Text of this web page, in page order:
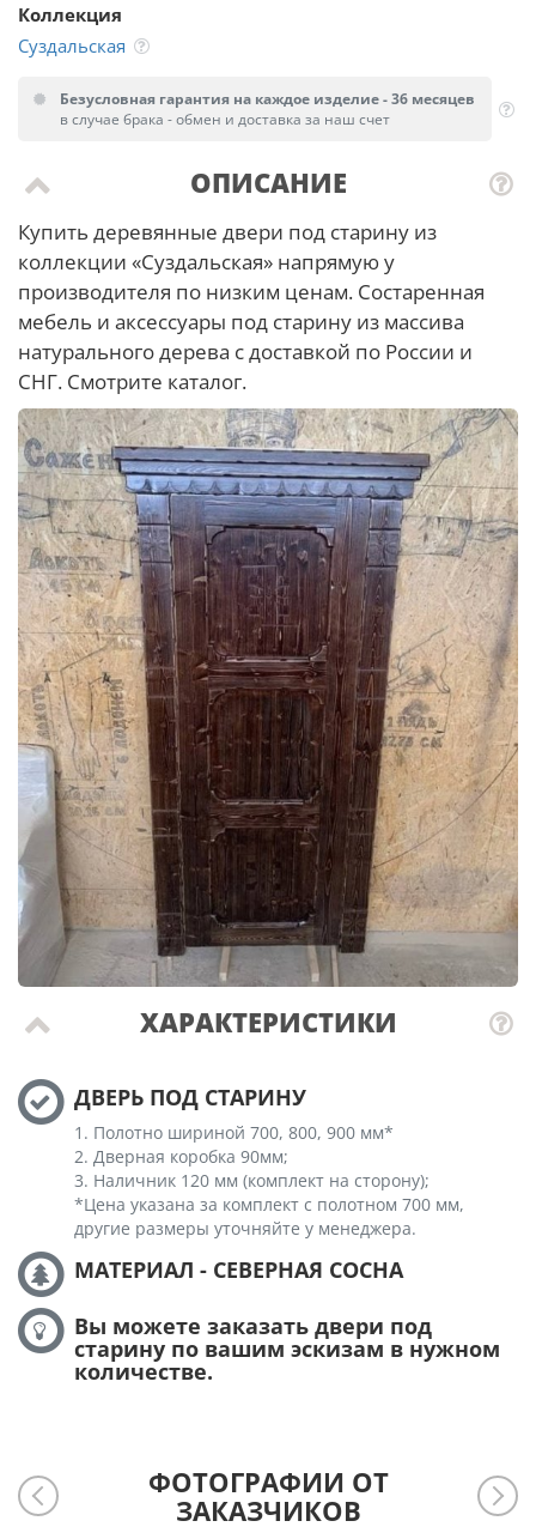
Коллекция
Суздальская
Безусловная гарантия на каждое изделие - 36 месяцев
в случае брака - обмен и доставка за наш счет
ОПИСАНИЕ
Купить деревянные двери под старину из
коллекции «Суздальская» напрямую у
производителя по низким ценам. Состаренная
мебель и аксессуары под старину из массива
натурального дерева с доставкой по России и
СНГ. Смотрите каталог.
ХАРАКТЕРИСТИКИ
ДВЕРЬ ПОД СТАРИНУ
1. Полотно шириной 700, 800, 900 мм*
2. Дверная коробка 90мм;
3. Наличник 120 мм (комплект на сторону);
*Цена указана за комплект с полотном 700 мм,
другие размеры уточняйте у менеджера.
МАТЕРИАЛ - СЕВЕРНАЯ СОСНА
Вы можете заказать двери под
старину по вашим эскизам в нужном
количестве.
ФОТОГРАФИИ ОТ
ЗАКАЗЧИКОВ